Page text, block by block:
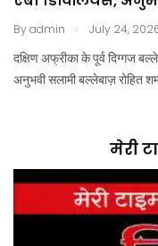
Byadmin . July 24,
दक्षिण अफ्रीका के पूर्व दिग्गज
अनुभवी सलामी बल्लेबाज़ रोहित
मेरी